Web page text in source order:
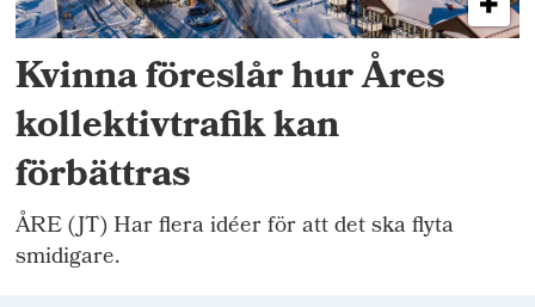
Kvinna föreslår hur Åres
kollektivtrafik kan
förbättras
ÅRE (JT) Har flera idéer för att det ska flyta
smidigare.